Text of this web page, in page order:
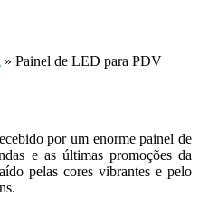
» Painel de LED para PDV
por um enorme painel de
e as últimas promoções da
pelas cores vibrantes e pelo